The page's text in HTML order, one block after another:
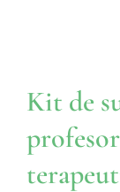
Kit de